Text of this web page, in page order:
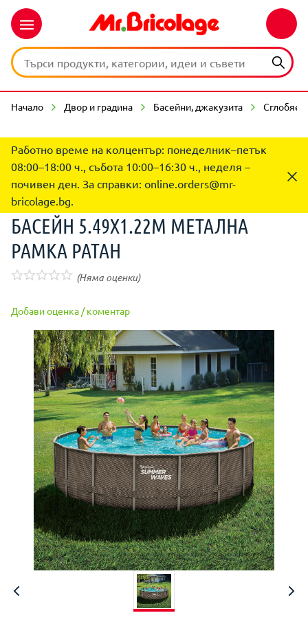
Начало Двор и градина Басейни, джакузита
Работно време на колцентър: понеделник–петък
08:00–18:00 ч., събота 10:00–16:30 ч., неделя –
почивен ден. За справки: online.orders@mr-
bricolage.bg.
БАСЕЙН 5.49X1.22М МЕТАЛНА
РАМКА РАТАН
(Няма оценки)
Добави оценка / коментар